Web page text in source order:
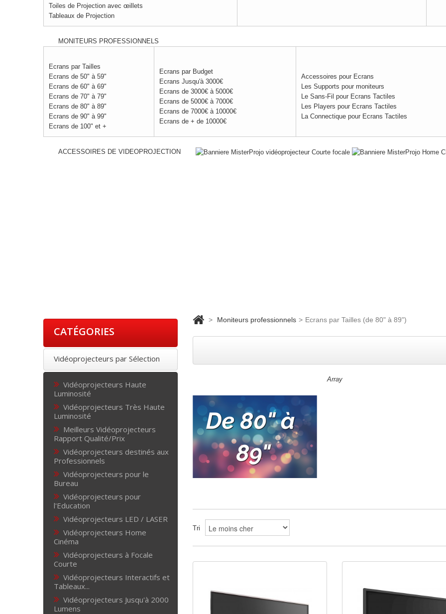
Toiles de Projection avec œillets
Tableaux de Projection
MONITEURS PROFESSIONNELS
Ecrans par Tailles
Ecrans de 50" à 59"
Ecrans de 60" à 69"
Ecrans de 70" à 79"
Ecrans de 80" à 89"
Ecrans de 90" à 99"
Ecrans de 100" et +
Ecrans par Budget
Ecrans Jusqu'à 3000€
Ecrans de 3000€ à 5000€
Ecrans de 5000€ à 7000€
Ecrans de 7000€ à 10000€
Ecrans de + de 10000€
Accessoires pour Ecrans
Les Supports pour moniteurs
Le Sans-Fil pour Ecrans Tactiles
Les Players pour Ecrans Tactiles
La Connectique pour Ecrans Tactiles
ACCESSOIRES DE VIDEOPROJECTION
CATÉGORIES
Vidéoprojecteurs par Sélection
Vidéoprojecteurs Haute
Luminosité
Vidéoprojecteurs Très Haute
Luminosité
Meilleurs Vidéoprojecteurs
Rapport Qualité/Prix
Vidéoprojecteurs destinés aux
Professionnels
Vidéoprojecteurs pour le
Bureau
Vidéoprojecteurs pour
l'Education
Vidéoprojecteurs LED / LASER
Vidéoprojecteurs Home
Cinéma
Vidéoprojecteurs à Focale
Courte
Vidéoprojecteurs Interactifs et
Tableaux...
Vidéoprojecteurs Jusqu'à 2000
Lumens
> Moniteurs professionnels > Ecrans par Tailles (de 80" à 89")
Array
Tri